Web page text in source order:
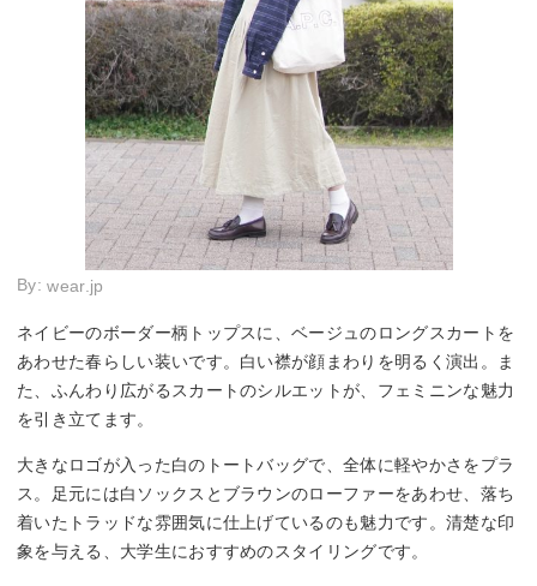
By:wear.jp
ネイビーのボーダー柄トップスに、ベージュのロングスカートを
あわせた春らしい装いです。白い襟が顔まわりを明るく演出。ま
た、ふんわり広がるスカートのシルエットが、フェミニンな魅力
を引き立てます。
大きなロゴが入った白のトートバッグで、全体に軽やかさをプラ
ス。足元には白ソックスとブラウンのローファーをあわせ、落ち
着いたトラッドな雰囲気に仕上げているのも魅力です。清楚な印
象を与える、大学生におすすめのスタイリングです。